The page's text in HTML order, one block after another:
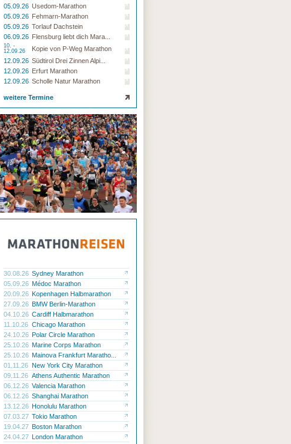
05.09.26 Usedom-Marathon
05.09.26 Fehmarn-Marathon
05.09.26 Torlauf Dachstein
06.09.26 Flensburg liebt dich Mara...
10. -
12.09.26
Kopie von P-Weg Marathon
12.09.26 Südtirol Drei Zinnen Alpi...
12.09.26 Erfurt Marathon
12.09.26 Scholle Natur Marathon
weitere Termine
30.08.26 Sydney Marathon
05.09.26 Médoc Marathon
20.09.26 Kopenhagen Halbmarathon
27.09.26 BMW Berlin-Marathon
04.10.26 Cardiff Halbmarathon
11.10.26 Chicago Marathon
24.10.26 Polar Circle Marathon
25.10.26 Marine Corps Marathon
25.10.26 Mainova Frankfurt Maratho...
01.11.26 New York City Marathon
09.11.26 Athens Authentic Marathon
06.12.26 Valencia Marathon
06.12.26 Shanghai Marathon
13.12.26 Honolulu Marathon
07.03.27 Tokio Marathon
19.04.27 Boston Marathon
24.04.27 London Marathon